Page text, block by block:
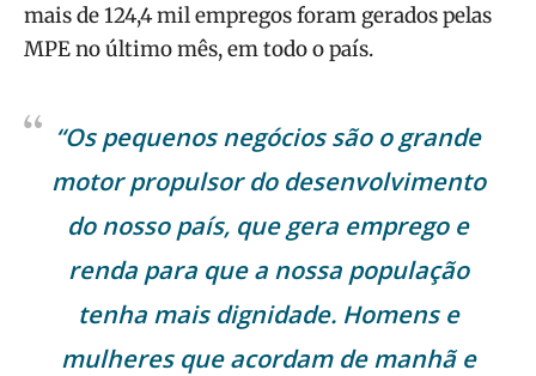
mais de 124,4 mil empregos foram gerados pelas
MPE no último mês, em todo o país.
“Os pequenos negócios são o grande
motor propulsor do desenvolvimento
do nosso país, que gera emprego e
renda para que a nossa população
tenha mais dignidade. Homens e
mulheres que acordam de manhã e